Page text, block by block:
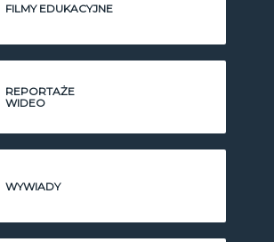
FILMY EDUKACYJNE
REPORTAŻE
WIDEO
WYWIADY